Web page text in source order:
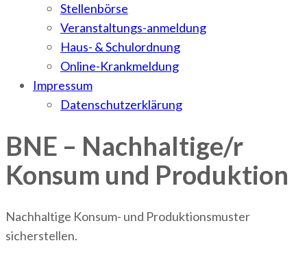
Stellenbörse
Veranstaltungs-anmeldung
Haus- & Schulordnung
Online-Krankmeldung
Impressum
Datenschutzerklärung
BNE – Nachhaltige/r
Konsum und Produktion
Nachhaltige Konsum- und Produktionsmuster
sicherstellen.